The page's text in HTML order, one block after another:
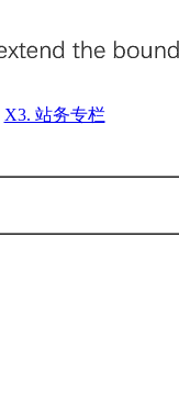
X3. 站务专栏